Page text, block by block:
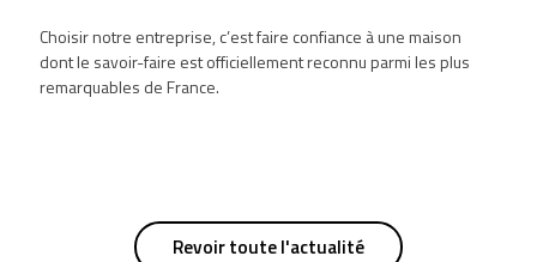
Choisir notre entreprise, c’est faire confiance à une maison
dont le savoir-faire est officiellement reconnu parmi les plus
remarquables de France.
Revoir toute l'actualité